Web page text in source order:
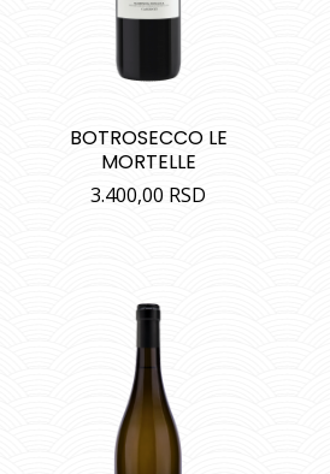
BOTROSECCO LE
MORTELLE
3.400,00 RSD